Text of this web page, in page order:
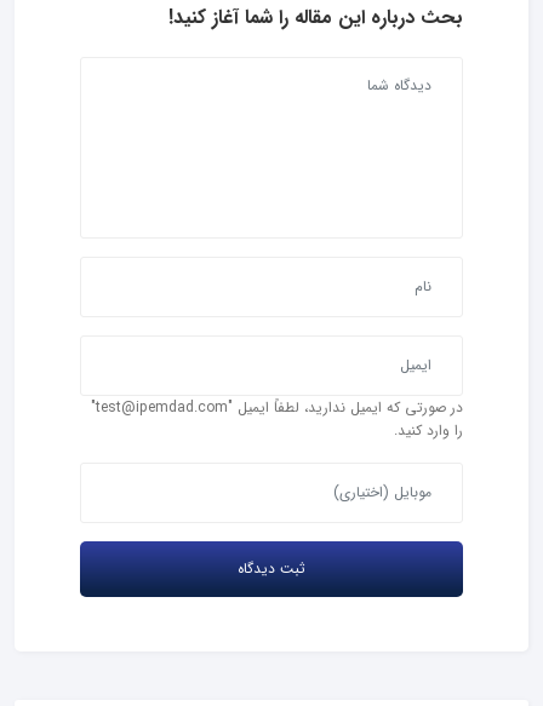
بحث درباره این مقاله را شما آغاز کنید!
در صورتی که ایمیل ندارید، لطفاً ایمیل "test@ipemdad.com"
را وارد کنید.